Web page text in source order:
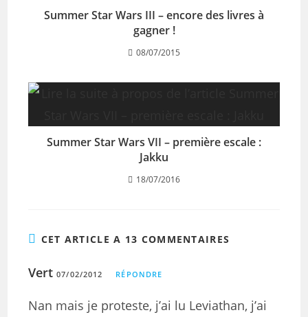
Summer Star Wars III – encore des livres à
gagner !
08/07/2015
Summer Star Wars VII – première escale :
Jakku
18/07/2016
CET ARTICLE A 13 COMMENTAIRES
Vert 07/02/2012 RÉPONDRE
Nan mais je proteste, j’ai lu Leviathan, j’ai